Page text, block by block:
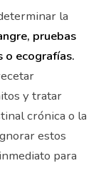
la
pruebas
o ecografías.
y tratar
crónica o la
estos
para